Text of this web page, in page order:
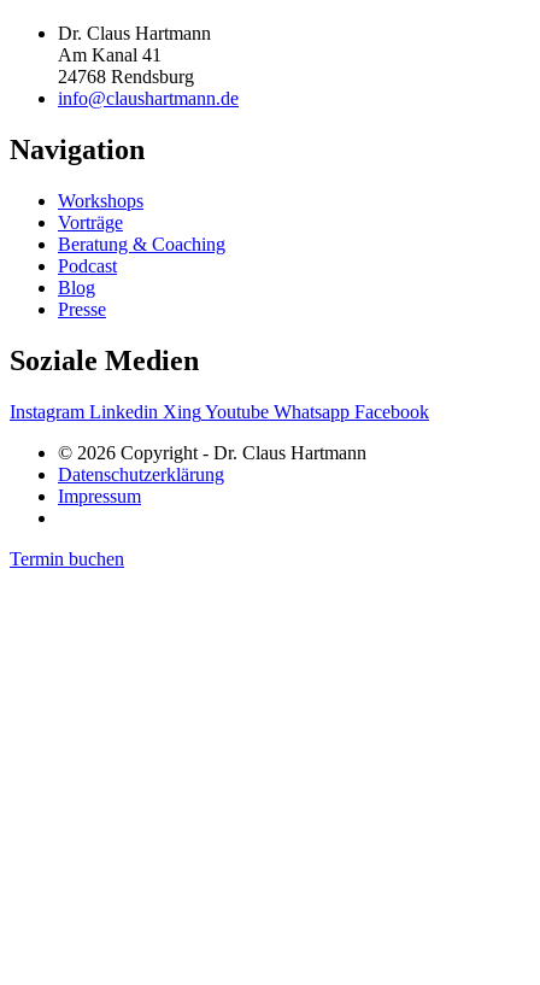
Dr. Claus Hartmann
Am Kanal 41
24768 Rendsburg
info@claushartmann.de
Navigation
Workshops
Vorträge
Beratung & Coaching
Podcast
Blog
Presse
Soziale Medien
Instagram Linkedin XingYoutube Whatsapp Facebook
© 2026 Copyright - Dr. Claus Hartmann
Datenschutzerklärung
Impressum
Termin buchen